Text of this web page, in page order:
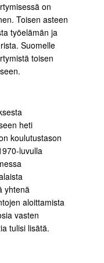
on
Toisen asteen
työelämän ja
Suomelle
toisen
heti
koulutustason
luvulla
yhtenä
aloittamista
vasten
tulisi lisätä.